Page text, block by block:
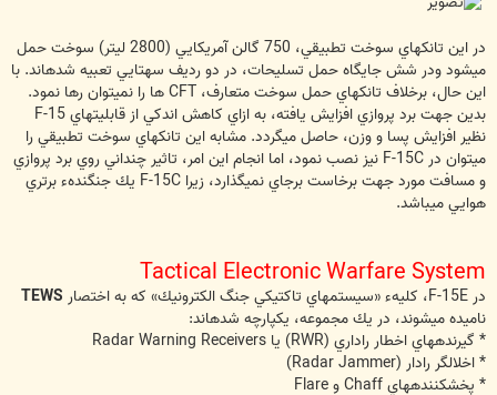
در اين تانكهاي سوخت تطبيقي، 750 گالن آمريكايي (2800 ليتر) سوخت حمل
مي‎شود ودر شش جايگاه حمل تسليحات، در دو رديف سه‏تايي تعبيه شده‏اند. با
اين حال، برخلاف تانكهاي حمل سوخت متعارف، CFT ها را نمي‏توان رها نمود.
بدين جهت برد پروازي افزايش يافته، به ازاي كاهش اندكي از قابليتهاي F-15
نظير افزايش پسا و وزن، حاصل مي‏گردد. مشابه اين تانكهاي سوخت تطبيقي را
مي‏توان در F-15C نيز نصب نمود، اما انجام اين امر، تاثير چنداني روي برد پروازي
و مسافت مورد جهت برخاست برجاي نمي‏گذارد، زيرا F-15C يك جنگندهء برتري
هوايي مي‏باشد.
Tactical Electronic Warfare System
در F-15E، كليهء «سيستم‏هاي تاكتيكي جنگ الكترونيك» كه به اختصار
TEWS
ناميده مي‎شوند، در يك مجموعه، يكپارچه شده‏اند:
* گيرنده‏هاي اخطار راداري (RWR) يا Radar Warning Receivers
* اخلال‏گر رادار (Radar Jammer)
* پخش‏كننده‏هاي Chaff و Flare